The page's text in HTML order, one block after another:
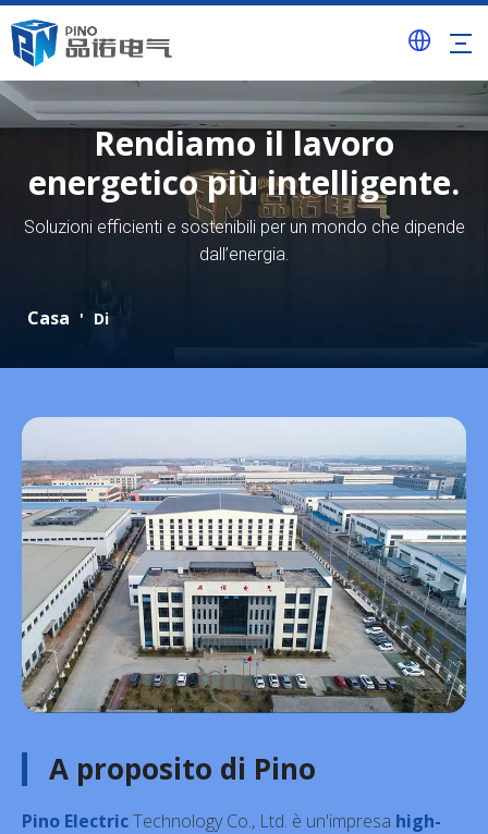
Rendiamo il lavoro
energetico più intelligente.
Soluzioni efficienti e sostenibili per un mondo che dipende
dall’energia.
Casa ' Di
A proposito di Pino
Pino ElectricTechnology Co., Ltd. è un'impresa high-